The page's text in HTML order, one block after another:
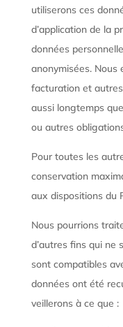
utiliserons ces
d’application de la
données
anonymisées.
facturation et
aussi longtemps
ou autres
Pour toutes les
conservation
aux dispositions du
Nous pourrions
d’autres fins qui ne
sont compatibles
données ont été
veillerons à ce que :